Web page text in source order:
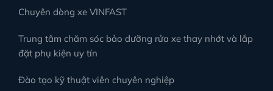
Chuyên dòng xe VINFAST
Trung tâm chăm sóc bảo dưỡng rửa xe thay nhớt và lắp
đặt phụ kiện uy tín
Đào tạo kỹ thuật viên chuyên nghiệp